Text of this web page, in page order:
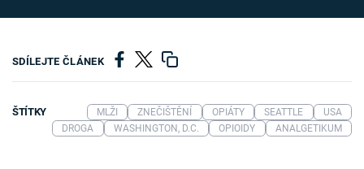
SDÍLEJTE ČLÁNEK
ŠTÍTKY MLŽI ZNEČIŠTĚNÍ OPIÁTY SEATTLE
USA
DROGA
WASHINGTON, D.C. OPIOIDY ANALGETIKUM